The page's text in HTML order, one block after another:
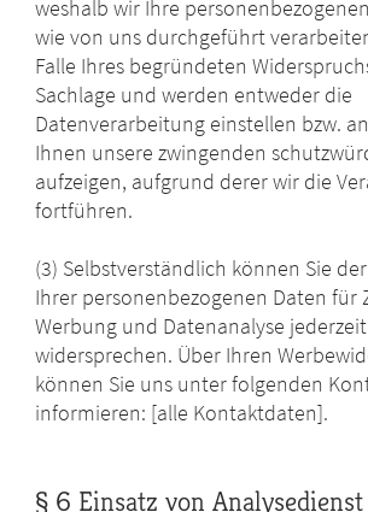
weshalb wir Ihre
wie von uns durchgeführt
Falle Ihres begründeten
Sachlage und werden entweder die
Datenverarbeitung einstellen bzw.
Ihnen unsere zwingenden
aufzeigen, aufgrund derer wir die
fortführen.
(3) Selbstverständlich können Sie
Ihrer personenbezogenen Daten für
Werbung und Datenanalyse jederzeit
widersprechen. Über Ihren
können Sie uns unter folgenden
informieren: [alle Kontaktdaten].
§ 6 Einsatz von